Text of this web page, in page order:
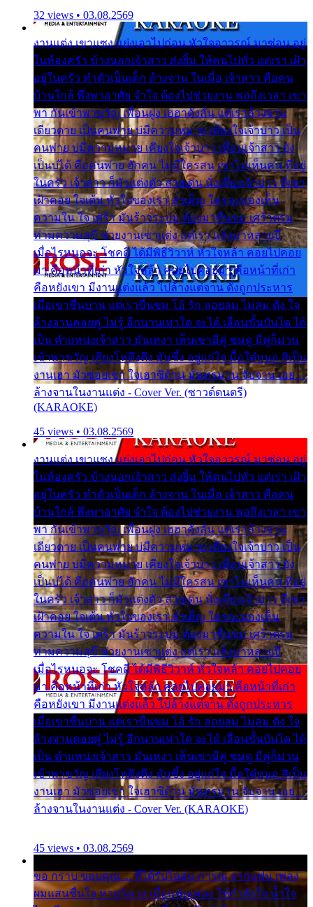
32 views • 03.08.2569
งานแต่ง เขาแซง แย่งเอาไปก่อน หัวใจอาวรณ์ มาซ่อน อยู่
ในห้องครัว ข้างนอกเจ้าสาว ส่งยิ้ม ให้คนไปทั่ว แต่เรา เฝ้า
อยู่ในครัว ทำตัวเป็นเด็ก ล้างจาน ในเมื่อ เจ้าสาว คือคน
บ้านใกล้ พึ่งพาอาศัย จำใจ ต้องไปช่วยงาน พอถึงเวลา เขา
พา กันเข้าพาขวัญ เพื่อนฝูง เฮฮาดังลั่น แต่เราล้างจาน
เดียวดาย เป็นคนพ่าย บ่มีความหมาย เคียงใจเจ้าบ่าว เป็น
คนพ่าย บ่มีความหมาย เคียงใจเจ้าบ่าว เพื่อนเจ้าสาว ยัง
เป็นบ่ได้ คือคนพ่าย ฮักคน ไม่มีใครสน เขาไม่เห็นคน ที่อยู่
ในครัว เจ้าสาว ก็มัวแต่งตัว สวยเด่น นั่งเคียงเจ้าบ่าว ที่เขา
เฝ้าคอย ใจเต้น หัวใจของเรา ลำเค็ญ ใครจะมองเห็น
ความใน ใจ เศร้า มันร้าวระบม ต้องมาขื่นขม เศร้าตรม
ท่ามความสุขี ช่วยงานเขาแต่ง แต่เรา แล้งมาหลายปี
เมื่อไรหนอจะ โชคดี ได้มีพิธีวิวาห์ หัวใจหล้า คอยไปคอย
มา คือหน้าที่เก่า หัวใจหล้า คอยไปคอยมา คือหน้าที่เก่า
คือหยังเขา มีงานแต่งแล้ว ไปล้างแต่จาน ดั่งถูกประหาร
เมื่อเขาชื่นบาน แต่เราขื่นขม โอ้ รัก ลอยลม ไม่สม ดัง ใจ
ล้างจานคอยคู่ ไม่รู้ อีกนานเท่าใด จะได้ เลื่อนขั้นบันได ได้
เป็น ตำแหน่งเจ้าสาว มันเหงา เห็นเขามีคู่ ซมดู มีคู่ก็ม่วน
เข้าพาขวัญ เสียงโห่ตึงตึง มันซึ้ง อยู่แก่ใจ มื้อใด๋หนอ สิเป็น
งานเฮา มัวซอยเขา ใจเฮาซิด้าน มันทรมาน จับจาน เอย…
ล้างจานในงานแต่ง - Cover Ver. (ซาวด์ดนตรี)
(KARAOKE)
45 views • 03.08.2569
งานแต่ง เขาแซง แย่งเอาไปก่อน หัวใจอาวรณ์ มาซ่อน อยู่
ในห้องครัว ข้างนอกเจ้าสาว ส่งยิ้ม ให้คนไปทั่ว แต่เรา เฝ้า
อยู่ในครัว ทำตัวเป็นเด็ก ล้างจาน ในเมื่อ เจ้าสาว คือคน
บ้านใกล้ พึ่งพาอาศัย จำใจ ต้องไปช่วยงาน พอถึงเวลา เขา
พา กันเข้าพาขวัญ เพื่อนฝูง เฮฮาดังลั่น แต่เราล้างจาน
เดียวดาย เป็นคนพ่าย บ่มีความหมาย เคียงใจเจ้าบ่าว เป็น
คนพ่าย บ่มีความหมาย เคียงใจเจ้าบ่าว เพื่อนเจ้าสาว ยัง
เป็นบ่ได้ คือคนพ่าย ฮักคน ไม่มีใครสน เขาไม่เห็นคน ที่อยู่
ในครัว เจ้าสาว ก็มัวแต่งตัว สวยเด่น นั่งเคียงเจ้าบ่าว ที่เขา
เฝ้าคอย ใจเต้น หัวใจของเรา ลำเค็ญ ใครจะมองเห็น
ความใน ใจ เศร้า มันร้าวระบม ต้องมาขื่นขม เศร้าตรม
ท่ามความสุขี ช่วยงานเขาแต่ง แต่เรา แล้งมาหลายปี
เมื่อไรหนอจะ โชคดี ได้มีพิธีวิวาห์ หัวใจหล้า คอยไปคอย
มา คือหน้าที่เก่า หัวใจหล้า คอยไปคอยมา คือหน้าที่เก่า
คือหยังเขา มีงานแต่งแล้ว ไปล้างแต่จาน ดั่งถูกประหาร
เมื่อเขาชื่นบาน แต่เราขื่นขม โอ้ รัก ลอยลม ไม่สม ดัง ใจ
ล้างจานคอยคู่ ไม่รู้ อีกนานเท่าใด จะได้ เลื่อนขั้นบันได ได้
เป็น ตำแหน่งเจ้าสาว มันเหงา เห็นเขามีคู่ ซมดู มีคู่ก็ม่วน
เข้าพาขวัญ เสียงโห่ตึงตึง มันซึ้ง อยู่แก่ใจ มื้อใด๋หนอ สิเป็น
งานเฮา มัวซอยเขา ใจเฮาซิด้าน มันทรมาน จับจาน เอย…
ล้างจานในงานแต่ง - Cover Ver. (KARAOKE)
45 views • 03.08.2569
ขอ กราบ ขอบคุณ.... ที่ได้รับไออุ่น การุณ จากแฟน เพลง
ผมแสนชื่นใจ หายวังเวง เมื่อแฟนเพลง ให้กำลังใจ น้ำใจ